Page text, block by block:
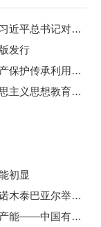
让中朝传统友谊之树更加根深叶茂——习近平总书记对朝鲜进行国事访问纪实
发行
在习近平文化思想引领下文化和自然遗产保护传承利用工作开创新局面
伟大征程丨延安整风：一次深刻的马克思主义思想教育运动
初显
中铝集团董事长段向东与蒙古国副总理诺木泰巴亚尔举行会谈
锻造无愧时代无愧使命的世界一流新质产能——中国有色金属工业的战略应对与破局之道（二）